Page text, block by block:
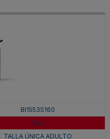
BI1553S160
Rojo
TALLA ÚNICA ADULTO